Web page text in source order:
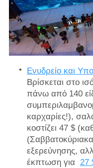
Ενυδρείο και
Βρίσκεται στο
πάνω από 140
καρχαρίες!),
κοστίζει 47 $
εξερεύνησης,
έκπτωση για 27